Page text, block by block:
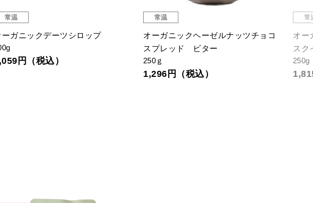
常温
ーガニックデーツシロップ
円（税込）
常温
オーガニックヘーゼルナッツチョコ
スプレッド ビター
250ｇ
1,296円（税込）
常
オー
スク
250g